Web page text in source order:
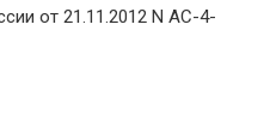
от 21.11.2012 N АС-4-